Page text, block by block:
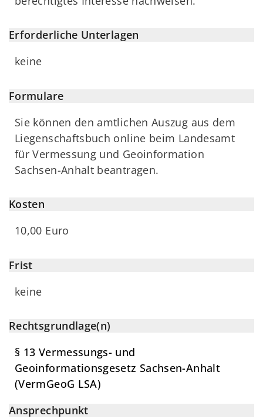
Erforderliche Unterlagen
keine
Formulare
Sie können den amtlichen Auszug aus dem
Liegenschaftsbuch online beim Landesamt
für Vermessung und Geoinformation
Sachsen-Anhalt beantragen.
Kosten
10,00 Euro
Frist
keine
Rechtsgrundlage(n)
§ 13 Vermessungs- und
Geoinformationsgesetz Sachsen-Anhalt
(VermGeoG LSA)
Ansprechpunkt